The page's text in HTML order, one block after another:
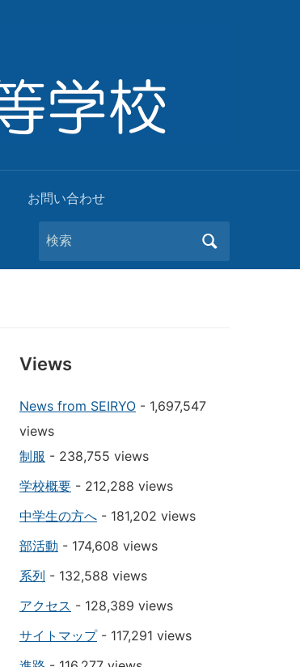
お問い合わせ
Search
for:
Views
News from SEIRYO - 1,697,547
views
制服 - 238,755 views
学校概要 - 212,288 views
中学生の方へ - 181,202 views
部活動 - 174,608 views
系列 - 132,588 views
アクセス - 128,389 views
サイトマップ- 117,291 views